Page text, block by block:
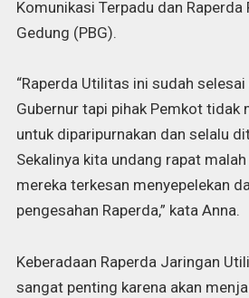
Komunikasi Terpadu dan Raperda
Gedung (PBG).
“Raperda Utilitas ini sudah
Gubernur tapi pihak Pemkot tidak
untuk diparipurnakan dan selalu
Sekalinya kita undang rapat
mereka terkesan menyepelekan
pengesahan Raperda,” kata Anna.
Keberadaan Raperda Jaringan
sangat penting karena akan